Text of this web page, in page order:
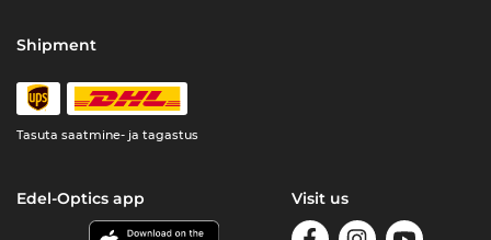
Shipment
Tasuta saatmine- ja tagastus
Edel-Optics app Visit us